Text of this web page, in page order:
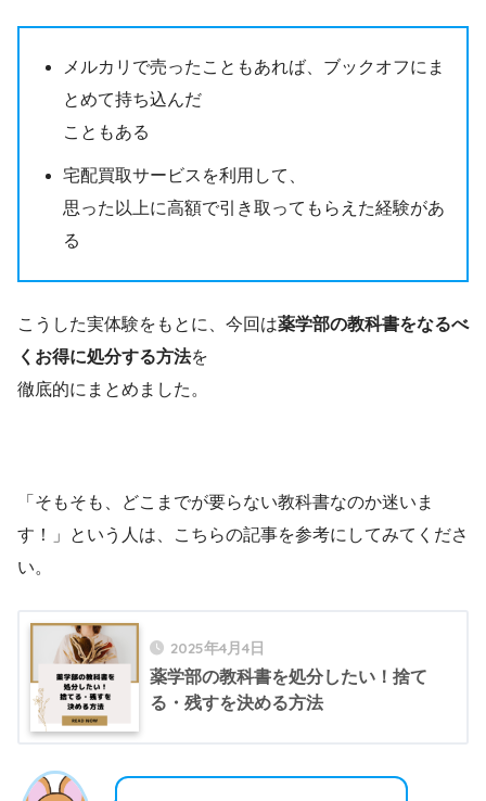
メルカリで売ったこともあれば、ブックオフにま
とめて持ち込んだ
こともある
宅配買取サービスを利用して、
思った以上に高額で引き取ってもらえた経験があ
る
こうした実体験をもとに、今回は薬学部の教科書をなるべ
くお得に処分する方法を
徹底的にまとめました。
「そもそも、どこまでが要らない教科書なのか迷いま
す！」という人は、こちらの記事を参考にしてみてくださ
い。
2025年4月4日
薬学部の教科書を処分したい！捨て
る・残すを決める方法